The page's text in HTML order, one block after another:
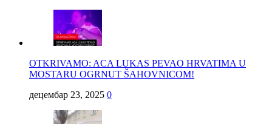
OTKRIVAMO: ACA LUKAS PEVAO HRVATIMA U
MOSTARU OGRNUT ŠAHOVNICOM!
децембар 23, 2025 0